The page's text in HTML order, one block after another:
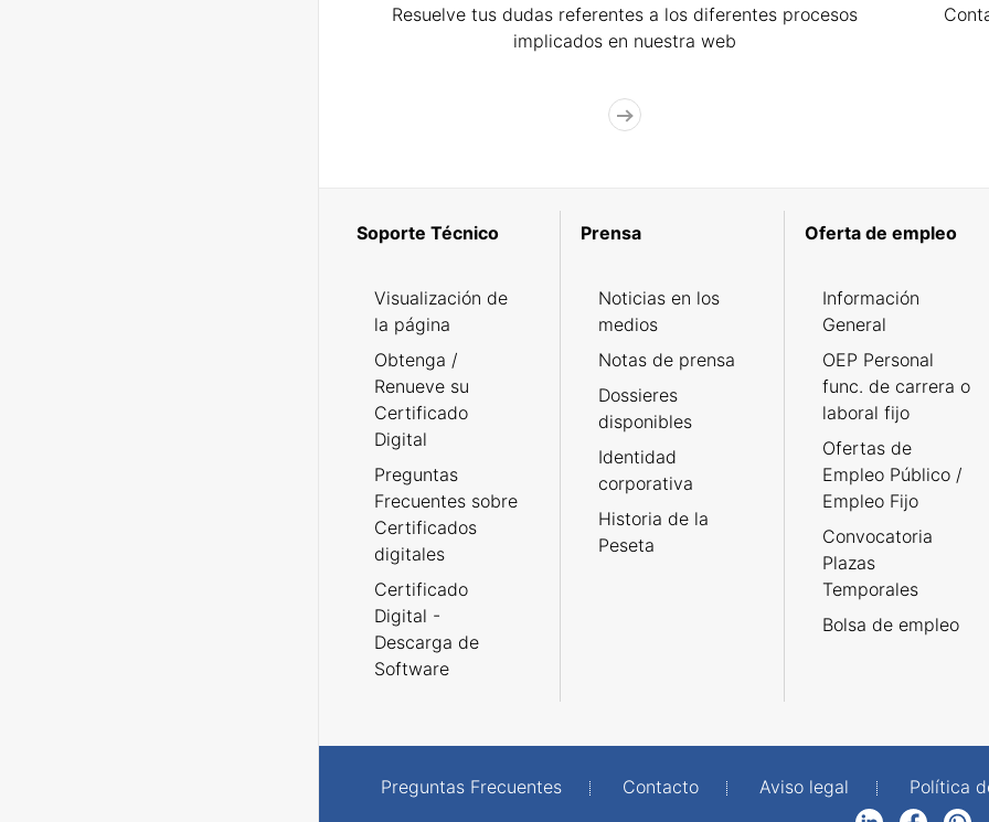
Resuelve tus dudas referentes a los diferentes procesos
implicados en nuestra web
Soporte Técnico
Visualización de
la página
Obtenga /
Renueve su
Certificado
Digital
Preguntas
Frecuentes sobre
Certificados
digitales
Certificado
Digital -
Descarga de
Software
Prensa
Noticias en los
medios
Notas de prensa
Dossieres
disponibles
Identidad
corporativa
Historia de la
Peseta
Oferta de empleo
Información
General
OEP Personal
func. de carrera o
laboral fijo
Ofertas de
Empleo Público /
Empleo Fijo
Convocatoria
Plazas
Temporales
Bolsa de empleo
Preguntas Frecuentes Contacto Aviso legal Política